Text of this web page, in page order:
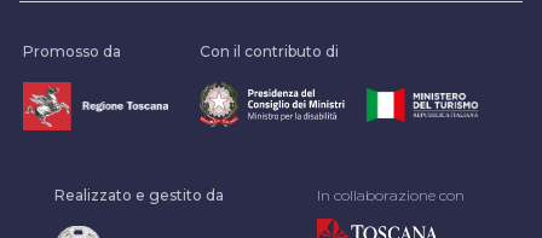
Promosso da Con il contributo di
Realizzato e gestito da In collaborazione con